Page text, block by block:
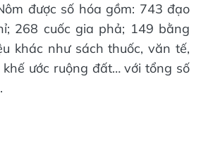
được số hóa gồm: 743 đạo
268 cuốc gia phả; 149 bằng
khác như sách thuốc, văn tế,
ước ruộng đất… với tổng số